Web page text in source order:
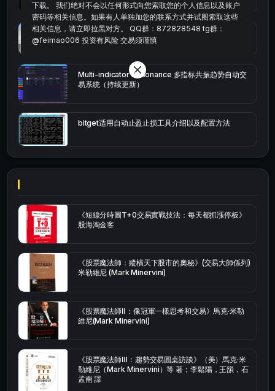
bybit安卓端
Multi-indicator Resonance 多指标共振趋势自动交
易系统（持续更新）
bitget适用自动止盈止损工具介绍以及配置方法
《短線分時圖T+0交易實戰技法：每天都抓漲停板》
股海淘金客
《股票魔法師：縱橫天下股市的奧秘》(交易大師係列)
米勒維尼 (Mark Minervini)
《股票魔法師Ⅱ：像冠軍一樣思考和交易》馬克·米勒
維尼(Mark Minervini)
《股票魔法師Ⅲ：趨勢交易圓桌訪談》（美）馬克·米
勒維尼（Mark Minervini）等 著；李鬆陽，王韻，石
孟南 譯
下载。 我们绝对不会以任何形式向您索取您的个人信息以及账户
密码等相关信息。如果有人单独加您的联系方式并试图索取这些
相关信息，请立即拉黑对方。 QQ群：872828548 tg群：
@feimao006 投资有风险 交易须谨慎